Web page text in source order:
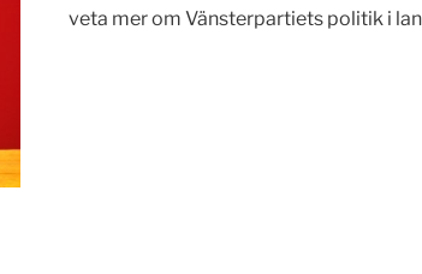
veta mer om Vänsterpartiets politik i